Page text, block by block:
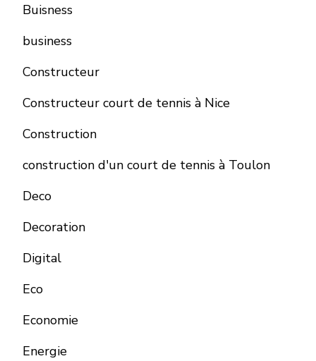
Buisness
business
Constructeur
Constructeur court de tennis à Nice
Construction
construction d'un court de tennis à Toulon
Deco
Decoration
Digital
Eco
Economie
Energie